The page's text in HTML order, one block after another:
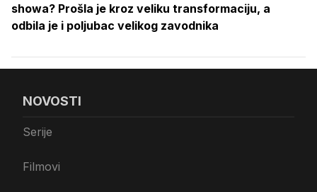
showa? Prošla je kroz veliku transformaciju, a
odbila je i poljubac velikog zavodnika
NOVOSTI
Serije
Filmovi